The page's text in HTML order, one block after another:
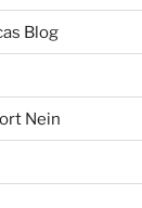
Blog
Nein